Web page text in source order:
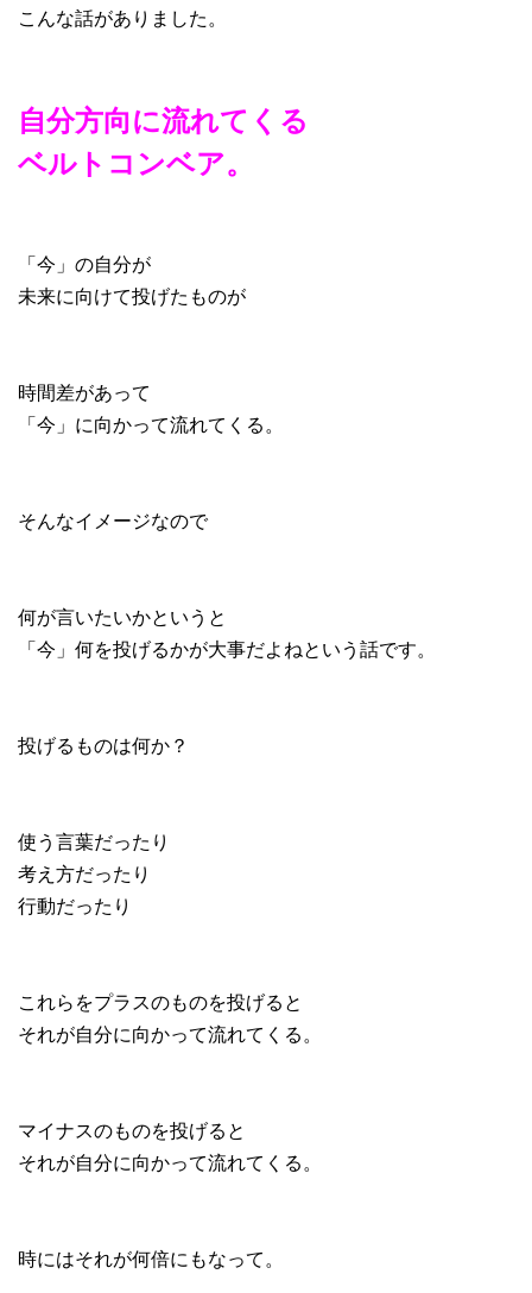
こんな話がありました。
自分方向に流れてくる
ベルトコンベア。
「今」の自分が
未来に向けて投げたものが
時間差があって
「今」に向かって流れてくる。
そんなイメージなので
何が言いたいかというと
「今」何を投げるかが大事だよねという話です。
投げるものは何か？
使う言葉だったり
考え方だったり
行動だったり
これらをプラスのものを投げると
それが自分に向かって流れてくる。
マイナスのものを投げると
それが自分に向かって流れてくる。
時にはそれが何倍にもなって。